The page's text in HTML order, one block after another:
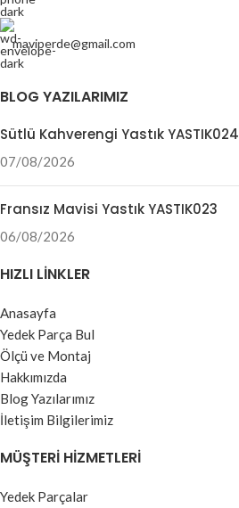
maviperde@gmail.com
BLOG YAZILARIMIZ
Sütlü Kahverengi Yastık YASTIK024
07/08/2026
Fransız Mavisi Yastık YASTIK023
06/08/2026
HIZLI LINKLER
Anasayfa
Yedek Parça Bul
Ölçü ve Montaj
Hakkımızda
Blog Yazılarımız
İletişim Bilgilerimiz
MÜŞTERI HIZMETLERI
Yedek Parçalar